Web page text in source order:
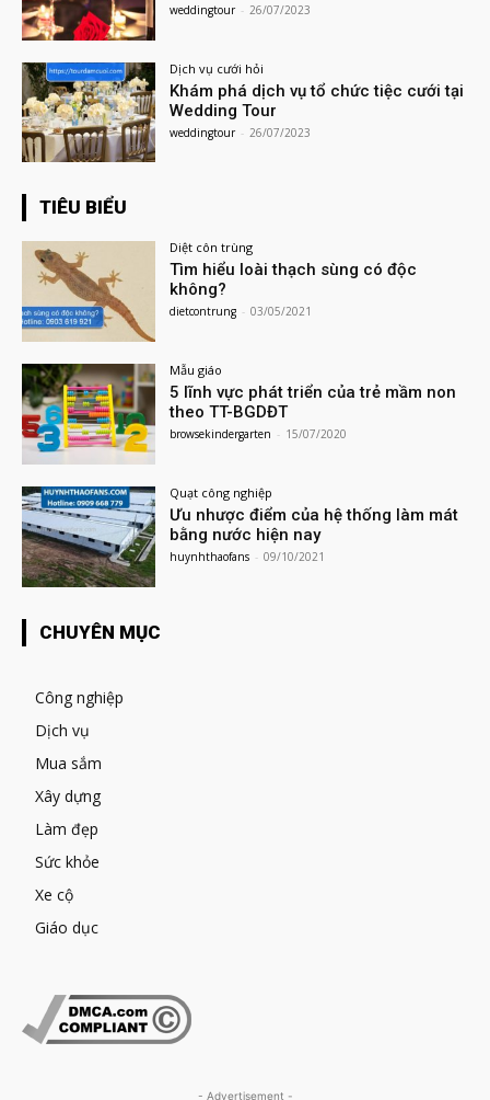
weddingtour - 26/07/2023
Dịch vụ cưới hỏi
Khám phá dịch vụ tổ chức tiệc cưới tại
Wedding Tour
weddingtour - 26/07/2023
TIÊU BIỂU
Diệt côn trùng
Tìm hiểu loài thạch sùng có độc
không?
dietcontrung - 03/05/2021
Mẫu giáo
5 lĩnh vực phát triển của trẻ mầm non
theo TT-BGDĐT
browsekindergarten - 15/07/2020
Quạt công nghiệp
Ưu nhược điểm của hệ thống làm mát
bằng nước hiện nay
huynhthaofans - 09/10/2021
CHUYÊN MỤC
Công nghiệp
Dịch vụ
Mua sắm
Xây dựng
Làm đẹp
Sức khỏe
Xe cộ
Giáo dục
- Advertisement -